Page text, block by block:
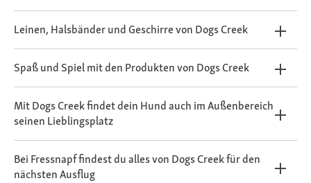
Leinen, Halsbänder und Geschirre von Dogs Creek
Spaß und Spiel mit den Produkten von Dogs Creek
Mit Dogs Creek findet dein Hund auch im Außenbereich
seinen Lieblingsplatz
Bei Fressnapf findest du alles von Dogs Creek für den
nächsten Ausflug